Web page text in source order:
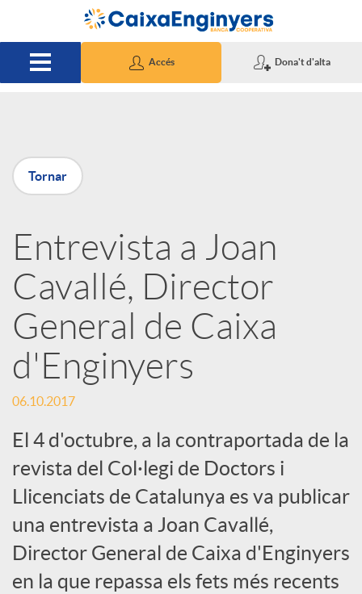
Salta al contingut principal
Accés Dona't d'alta
P
u
b
l
i
c
a
d
o
Tornar
Entrevista a Joan
Cavallé, Director
General de Caixa
d'Enginyers
06.10.2017
El 4 d'octubre, a la contraportada de la
revista del Col·legi de Doctors i
Llicenciats de Catalunya es va publicar
una entrevista a Joan Cavallé,
Director General de Caixa d'Enginyers
en la que repassa els fets més recents